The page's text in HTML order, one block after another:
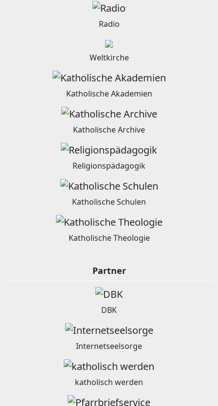
Radio
Weltkirche
Katholische Akademien
Katholische Archive
Religionspädagogik
Katholische Schulen
Katholische Theologie
Partner
DBK
Internetseelsorge
katholisch werden